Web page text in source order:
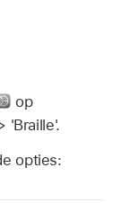
op
'Braille'.
opties: